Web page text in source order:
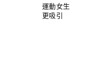
運動女生
更吸引